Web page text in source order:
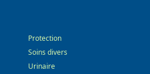
Protection
Soins divers
Urinaire